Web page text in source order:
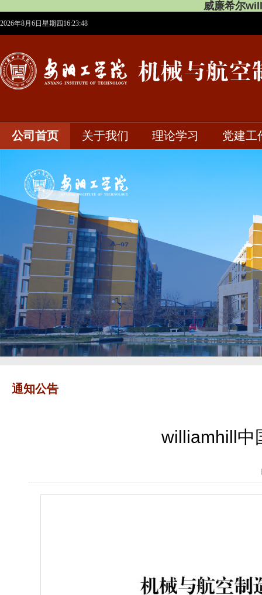
威廉希尔
2026年8月6日星期四16:23:48
公司首页 关于我们 理论学习 党建工
通知公告
williamhill中